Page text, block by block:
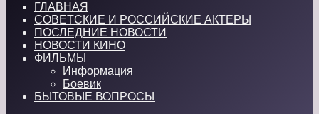
ГЛАВНАЯ
СОВЕТСКИЕ И РОССИЙСКИЕ АКТЕРЫ
ПОСЛЕДНИЕ НОВОСТИ
НОВОСТИ КИНО
ФИЛЬМЫ
Информация
Боевик
БЫТОВЫЕ ВОПРОСЫ